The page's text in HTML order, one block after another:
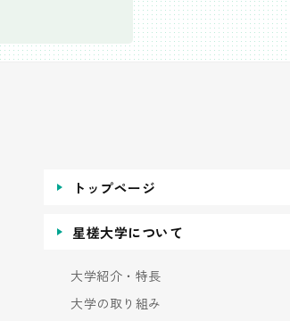
トップページ
星槎大学について
大学紹介・特長
大学の取り組み